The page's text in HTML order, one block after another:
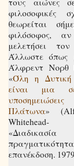
τους αιώνες
φιλοσοφικές
θεωρείται
φιλόσοφος,
μελετήσει
Άλλωστε όπως
Άλφρεντ Νορθ
«Όλη η Δυτική
είναι μια
Πλάτωνα»
Whitehead-
επανέκδοση.